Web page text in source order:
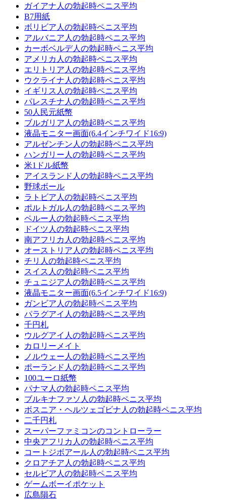
ガイアナ人の勃起時ペニス平均
B7用紙
ボリビア人の勃起時ペニス平均
アルバニア人の勃起時ペニス平均
カーボベルデ人の勃起時ペニス平均
アメリカ人の勃起時ペニス平均
エリトリア人の勃起時ペニス平均
ウクライナ人の勃起時ペニス平均
イギリス人の勃起時ペニス平均
パレスチナ人の勃起時ペニス平均
50人民元紙幣
ブルガリア人の勃起時ペニス平均
液晶モニター画面(6.4インチワイド16:9)
アルゼンチン人の勃起時ペニス平均
ハンガリー人の勃起時ペニス平均
米1ドル紙幣
アイスランド人の勃起時ペニス平均
野球ボール
ラトビア人の勃起時ペニス平均
ポルトガル人の勃起時ペニス平均
ペルー人の勃起時ペニス平均
ドイツ人の勃起時ペニス平均
南アフリカ人の勃起時ペニス平均
オーストリア人の勃起時ペニス平均
チリ人の勃起時ペニス平均
スイス人の勃起時ペニス平均
チュニジア人の勃起時ペニス平均
液晶モニター画面(6.5インチワイド16:9)
ガンビア人の勃起時ペニス平均
パラグアイ人の勃起時ペニス平均
千円札
ウルグアイ人の勃起時ペニス平均
カロリーメイト
ノルウェー人の勃起時ペニス平均
ポーランド人の勃起時ペニス平均
100ユーロ紙幣
パナマ人の勃起時ペニス平均
ブルキナファソ人の勃起時ペニス平均
ボスニア・ヘルツェゴビナ人の勃起時ペニス平均
二千円札
スーパーファミコンのコントローラー
中央アフリカ人の勃起時ペニス平均
コー​​トジボアール人の勃起時ペニス平均
クロアチア人の勃起時ペニス平均
セルビア人の勃起時ペニス平均
ゲームボーイポケット
広島隕石